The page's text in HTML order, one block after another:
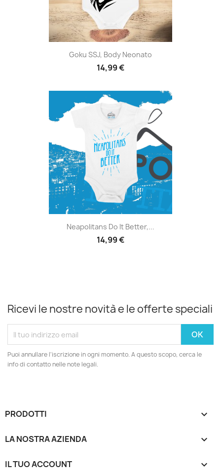
Goku SSJ, Body Neonato
14,99 €
Neapolitans Do It Better,...
14,99 €
Ricevi le nostre novità e le offerte speciali
Puoi annullare l'iscrizione in ogni momento. A questo scopo, cerca le
info di contatto nelle note legali.
PRODOTTI 
LA NOSTRA AZIENDA 
IL TUO ACCOUNT 